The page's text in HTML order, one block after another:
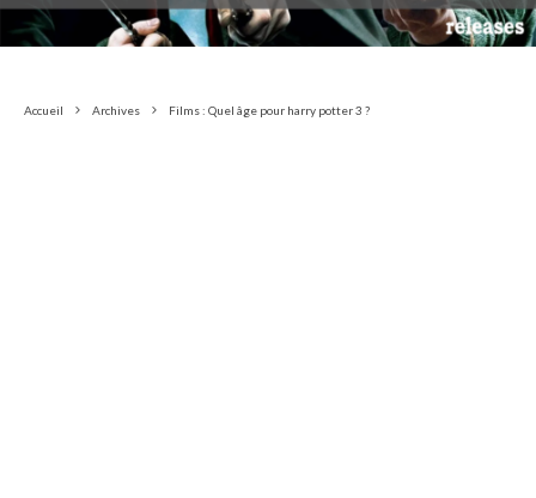
Accueil Archives Films : Quel âge pour harry potter 3 ?